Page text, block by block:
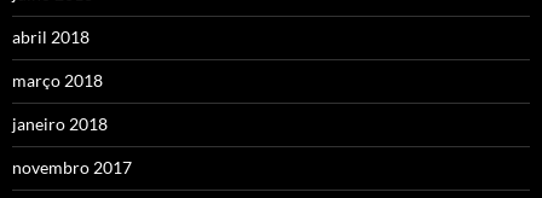
abril 2018
março 2018
janeiro 2018
novembro 2017